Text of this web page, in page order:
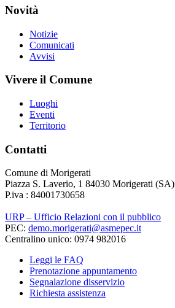
Novità
Notizie
Comunicati
Avvisi
Vivere il Comune
Luoghi
Eventi
Territorio
Contatti
Comune di Morigerati
Piazza S. Laverio, 1 84030 Morigerati (SA)
P.iva : 84001730658
URP – Ufficio Relazioni con il pubblico
PEC: demo.morigerati@asmepec.it
Centralino unico: 0974 982016
Leggi le FAQ
Prenotazione appuntamento
Segnalazione disservizio
Richiesta assistenza